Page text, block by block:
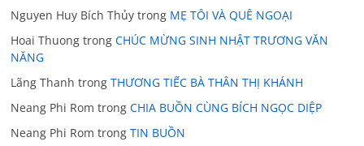
Nguyen Huy Bích Thủy trong MẸ TÔI VÀ QUÊ NGOẠI
Hoai Thuong trongCHÚC MỪNG SINH NHẬT TRƯƠNG VĂN
NĂNG
Lãng Thanh trongTHƯƠNG TIẾC BÀ THÂN THỊ KHÁNH
Neang Phi Rom trongCHIA BUỒN CÙNG BÍCH NGỌC DIỆP
Neang Phi Rom trongTIN BUỒN